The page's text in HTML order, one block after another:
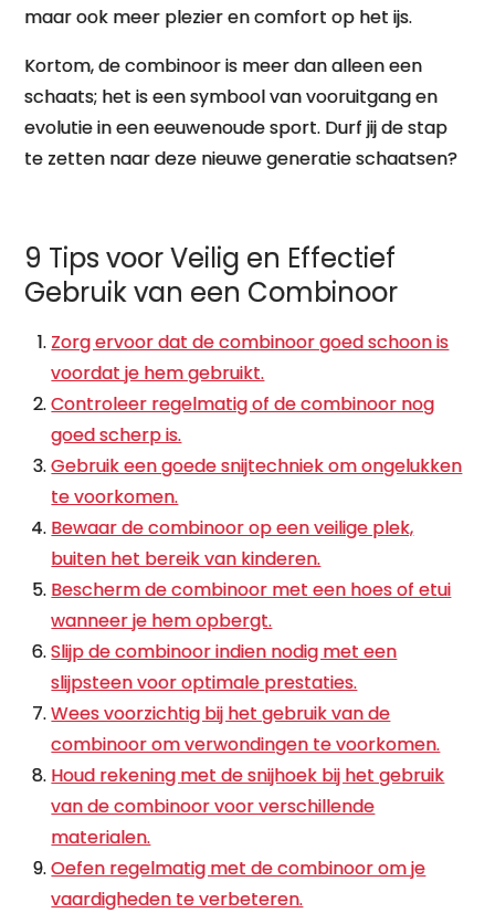
maar ook meer plezier en comfort op het ijs.
Kortom, de combinoor is meer dan alleen een
schaats; het is een symbool van vooruitgang en
evolutie in een eeuwenoude sport. Durf jij de stap
te zetten naar deze nieuwe generatie schaatsen?
9 Tips voor Veilig en Effectief
Gebruik van een Combinoor
Zorg ervoor dat de combinoor goed schoon is
voordat je hem gebruikt.
Controleer regelmatig of de combinoor nog
goed scherp is.
Gebruik een goede snijtechniek om ongelukken
te voorkomen.
Bewaar de combinoor op een veilige plek,
buiten het bereik van kinderen.
Bescherm de combinoor met een hoes of etui
wanneer je hem opbergt.
Slijp de combinoor indien nodig met een
slijpsteen voor optimale prestaties.
Wees voorzichtig bij het gebruik van de
combinoor om verwondingen te voorkomen.
Houd rekening met de snijhoek bij het gebruik
van de combinoor voor verschillende
materialen.
Oefen regelmatig met de combinoor om je
vaardigheden te verbeteren.